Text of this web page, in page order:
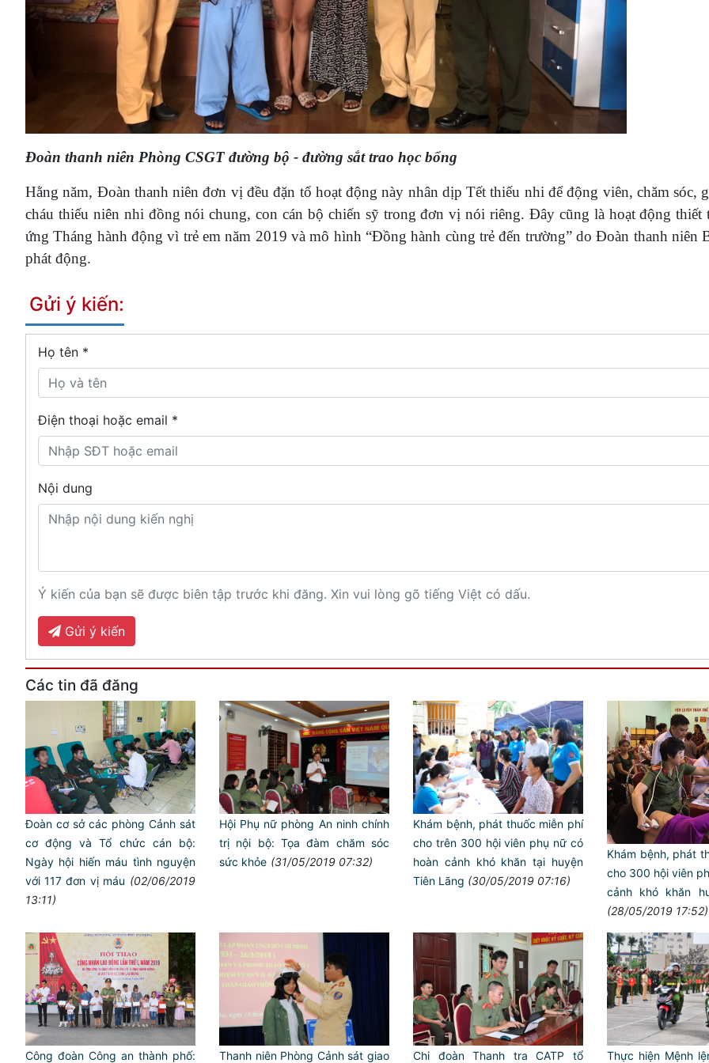
Đoàn thanh niên Phòng CSGT đường bộ - đường sắt trao học bổng
Hằng năm, Đoàn thanh niên đơn vị đều đặn tổ hoạt động này nhân dịp Tết thiếu nhi để động viên, chăm sóc,
cháu thiếu niên nhi đồng nói chung, con cán bộ chiến sỹ trong đơn vị nói riêng. Đây cũng là hoạt động thiết
ứng Tháng hành động vì trẻ em năm 2019 và mô hình “Đồng hành cùng trẻ đến trường” do Đoàn thanh niên
phát động.
Gửi ý kiến:
Họ tên *
Điện thoại hoặc email *
Nội dung
Ý kiến của bạn sẽ được biên tập trước khi đăng. Xin vui lòng gõ tiếng Việt có dấu.
Gửi ý kiến
Các tin đã đăng
Đoàn cơ sở các phòng Cảnh sát
cơ động và Tổ chức cán bộ:
Ngày hội hiến máu tình nguyện
với 117 đơn vị máu (02/06/2019
13:11)
Hội Phụ nữ phòng An ninh chính
trị nội bộ: Tọa đàm chăm sóc
sức khỏe (31/05/2019 07:32)
Khám bệnh, phát thuốc miễn phí
cho trên 300 hội viên phụ nữ có
hoàn cảnh khó khăn tại huyện
Tiên Lãng (30/05/2019 07:16)
Khám bệnh, phát
cho 300 hội viên
cảnh khó khăn
(28/05/2019 17:52)
Công đoàn Công an thành phố: Thanh niên Phòng Cảnh sát giao Chi đoàn Thanh tra CATP tổ Thực hiện Mệnh